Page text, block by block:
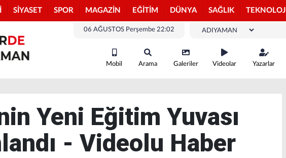
SİYASET SPOR MAGAZİN EĞİTİM DÜNYA SAĞLIK TEKNOLOJİ
06 AĞUSTOS Perşembe 22:02
Mobil Arama Galeriler Videolar Yazarlar
Yeni Eğitim Yuvası
- Videolu Haber